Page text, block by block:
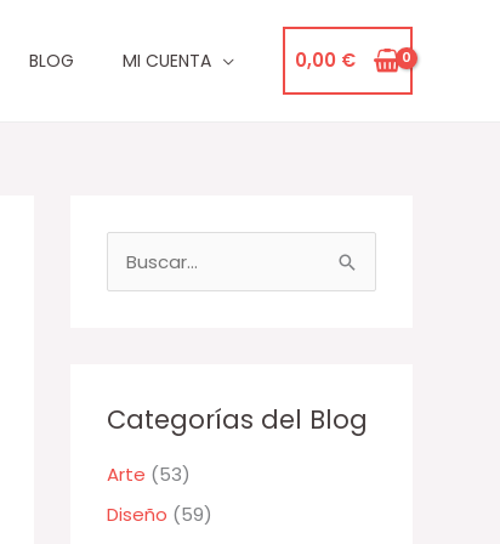
BLOG MI CUENTA 0,00 €
a
p
o
Categorías del Blog
Arte (53)
Diseño (59)